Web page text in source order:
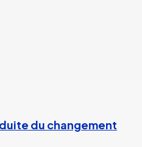
du changement